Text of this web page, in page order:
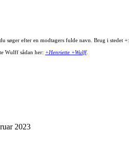
søger efter en modtagers fulde navn. Brug i stedet +:
Wulff sådan her: +Henriette +Wulff.
2023